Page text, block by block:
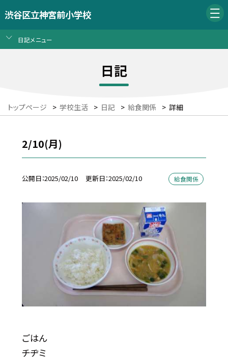
渋谷区立神宮前小学校
日記メニュー
日記
トップページ > 学校生活 > 日記 > 給食関係 > 詳細
2/10(月)
公開日 2025/02/10 更新日 2025/02/10 給食関係
ごはん
チヂミ